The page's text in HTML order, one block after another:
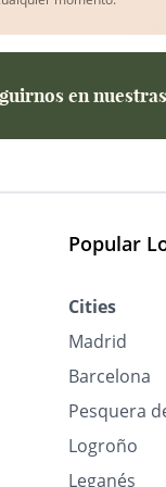
en
Popular
Cities
Madrid
Barcelona
Pesquera
Logroño
Leganés